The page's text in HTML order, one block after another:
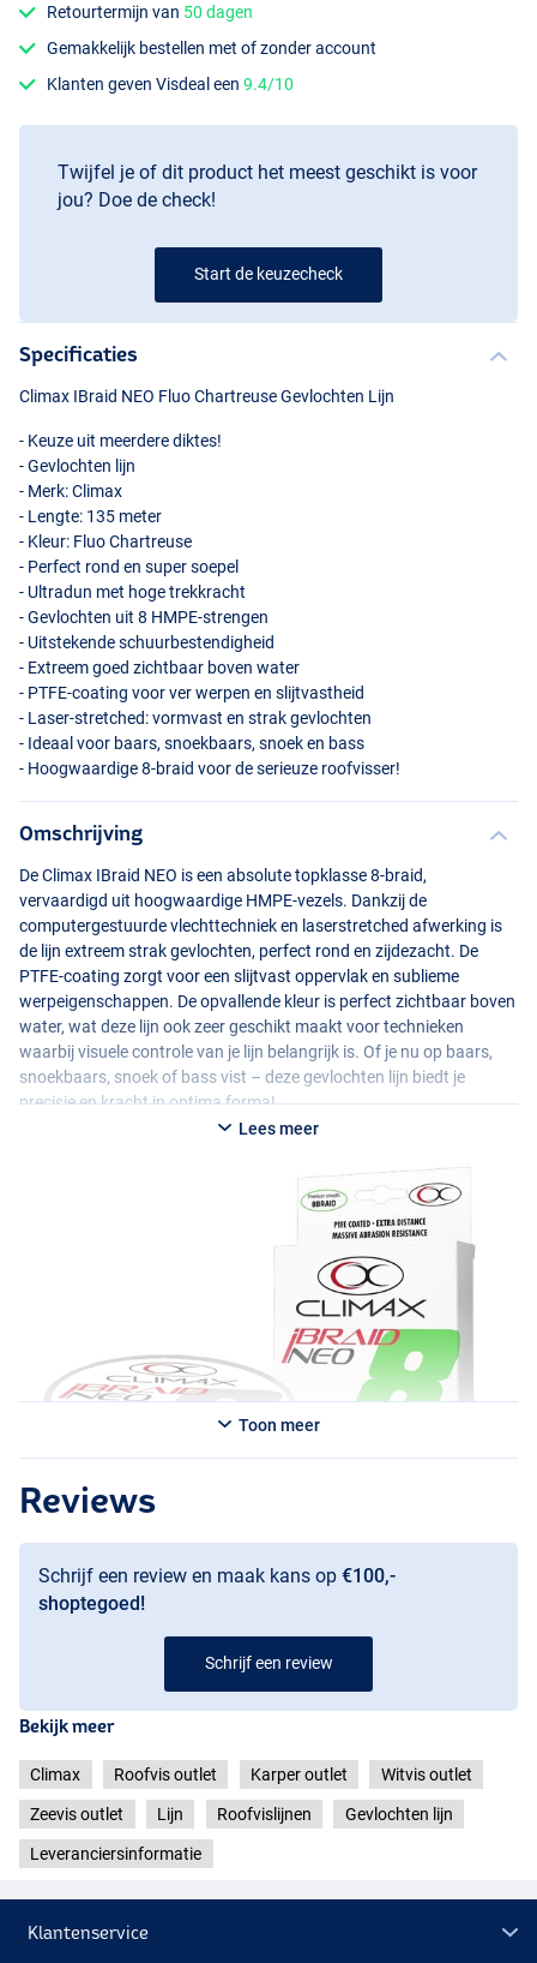
Retourtermijn van 50 dagen
Gemakkelijk bestellen met of zonder account
Klanten geven Visdeal een9.4/10
Twijfel je of dit product het meest geschikt is voor
jou? Doe de check!
Start de keuzecheck
Specificaties
Climax IBraid NEO Fluo Chartreuse Gevlochten Lijn
- Keuze uit meerdere diktes!
- Gevlochten lijn
- Merk: Climax
- Lengte: 135 meter
- Kleur: Fluo Chartreuse
- Perfect rond en super soepel
- Ultradun met hoge trekkracht
- Gevlochten uit 8 HMPE-strengen
- Uitstekende schuurbestendigheid
- Extreem goed zichtbaar boven water
- PTFE-coating voor ver werpen en slijtvastheid
- Laser-stretched: vormvast en strak gevlochten
- Ideaal voor baars, snoekbaars, snoek en bass
- Hoogwaardige 8-braid voor de serieuze roofvisser!
Omschrijving
De Climax IBraid NEO is een absolute topklasse 8-braid,
vervaardigd uit hoogwaardige HMPE-vezels. Dankzij de
computergestuurde vlechttechniek en laserstretched afwerking is
de lijn extreem strak gevlochten, perfect rond en zijdezacht. De
PTFE-coating zorgt voor een slijtvast oppervlak en sublieme
werpeigenschappen. De opvallende kleur is perfect zichtbaar boven
water, wat deze lijn ook zeer geschikt maakt voor technieken
waarbij visuele controle van je lijn belangrijk is. Of je nu op baars,
snoekbaars, snoek of bass vist – deze gevlochten lijn biedt je
precisie en kracht in optima forma!
Lees meer
Toon meer
Reviews
Schrijf een review en maak kans op €100,-
shoptegoed!
Schrijf een review
Bekijk meer
Climax Roofvis outlet Karper outlet Witvis outlet
Zeevis outlet Lijn Roofvislijnen Gevlochten lijn
Leveranciersinformatie
Klantenservice